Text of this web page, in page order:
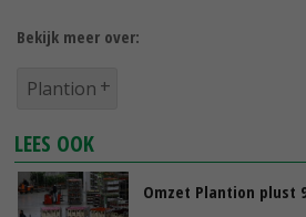
Bekijk meer over:
Plantion
LEES OOK
Omzet Plantion plust